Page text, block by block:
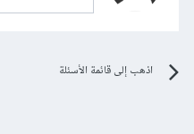
اذهب إلى قائمة الأسئلة